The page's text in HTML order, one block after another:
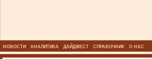
НОВОСТИ АНАЛИТИКА ДАЙДЖЕСТ СПРАВОЧНИК О НАС